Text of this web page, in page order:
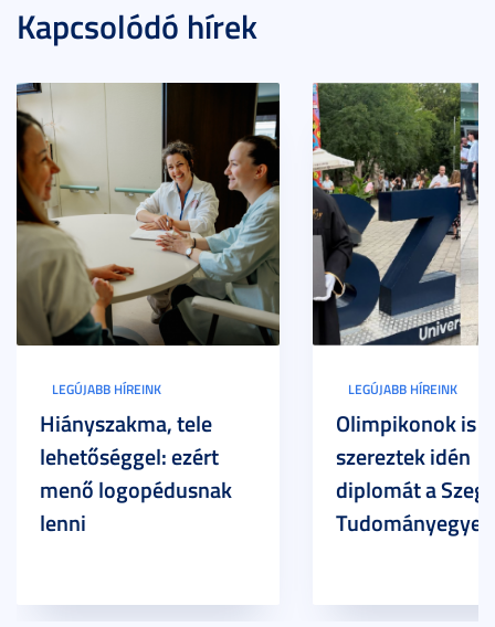
Kapcsolódó hírek
LEGÚJABB HÍREINK
Hiányszakma, tele
lehetőséggel: ezért
menő logopédusnak
lenni
LEGÚJABB HÍREINK
Olimpikonok is
szereztek idén
diplomát a